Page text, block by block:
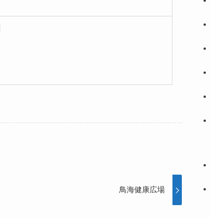
鳥海健康広場